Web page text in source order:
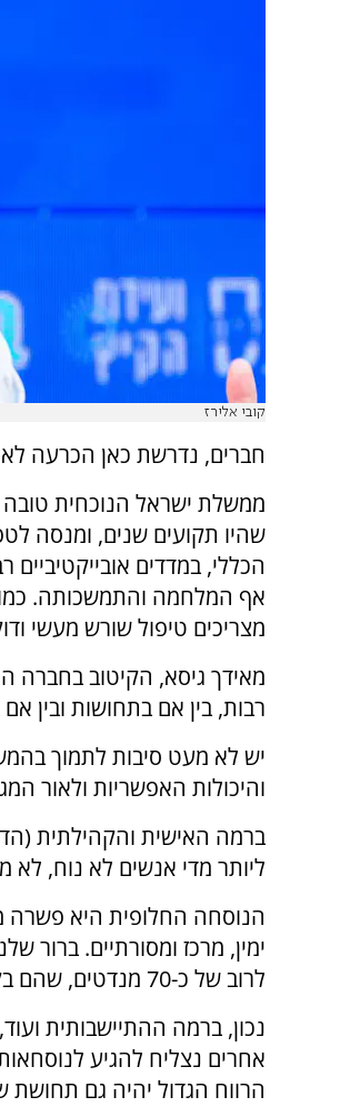
קובי אלירז
חברים, נדרשת כאן הכרעה
ממשלת ישראל הנוכחית
שהיו תקועים שנים, ומנסה
הכללי, במדדים אובייקטיביים
אף המלחמה והתמשכותה.
מצריכים טיפול שורש מעשי
מאידך גיסא, הקיטוב בחברה
רבות, בין אם בתחושות ובין
יש לא מעט סיבות לתמוך
והיכולות האפשריות ולאור
ברמה האישית והקהילתית
ליותר מדי אנשים לא נוח, לא
הנוסחה החלופית היא פשרה
ימין, מרכז ומסורתיים. ברור
לרוב של כ-70 מנדטים, שהם בקירוב כ-70% מהציבור היהודי בישראל.
נכון, ברמה ההתיישבותית
אחרים נצליח להגיע
הרווח הגדול יהיה גם תחושת